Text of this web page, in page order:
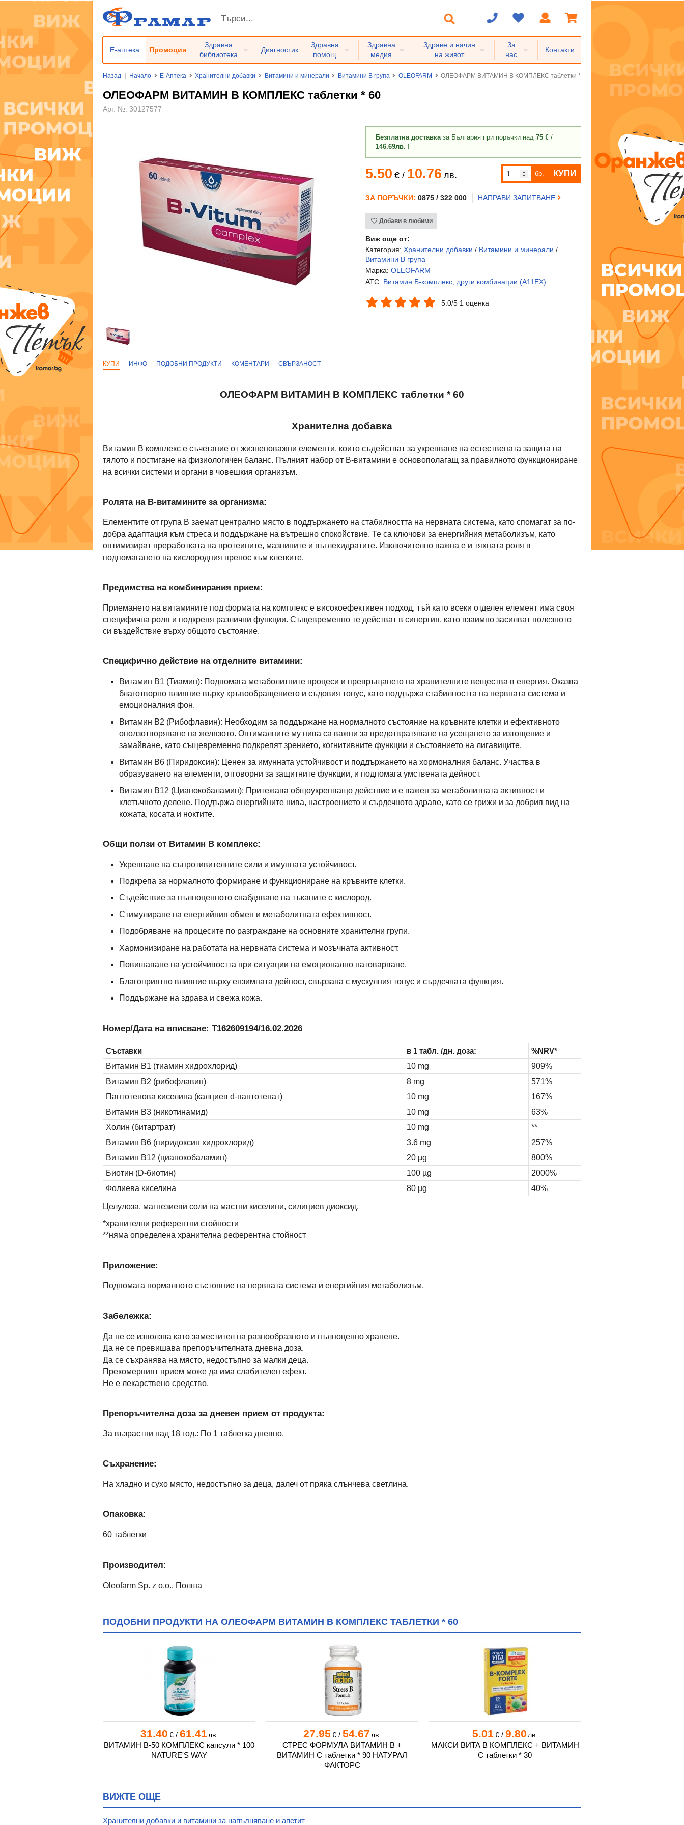
Е-аптека Промоции
Здравна
библиотека
Диагностик
Здравна
помощ
Здравна
медия
Здраве и начин
на живот
За
нас
Контакти
Назад | Начало Е-Аптека Хранителни добавки Витамини и минерали Витамини В група OLEOFARM ОЛЕОФАРМ ВИТАМИН B КОМПЛЕКС таблетки * 60
ОЛЕОФАРМ ВИТАМИН B КОМПЛЕКС таблетки * 60
Арт. №: 30127577
Безплатна доставказа България при поръчки над 75 € /
146.69лв. !
5.50 €/ 10.76 лв. бр. КУПИ
ЗА ПОРЪЧКИ: 0875 / 322 000 НАПРАВИ ЗАПИТВАНЕ
Добави в любими
Виж още от:
Категория:Хранителни добавки / Витамини и минерали /
Витамини В група
Марка:OLEOFARM
ATC: Витамин Б-комплекс, други комбинации (A11EX)
5.0/5 1 оценка
КУПИ ИНФО ПОДОБНИ ПРОДУКТИ КОМЕНТАРИ СВЪРЗАНОСТ
ОЛЕОФАРМ ВИТАМИН B КОМПЛЕКС таблетки * 60
Хранителна добавка
Витамин В комплекс е съчетание от жизненоважни елементи, които съдействат за укрепване на естествената защита на
тялото и постигане на физиологичен баланс. Пълният набор от B-витамини е основополагащ за правилното функциониране
на всички системи и органи в човешкия организъм.
Ролята на В-витамините за организма:
Елементите от група B заемат централно място в поддържането на стабилността на нервната система, като спомагат за по-
добра адаптация към стреса и поддържане на вътрешно спокойствие. Те са ключови за енергийния метаболизъм, като
оптимизират преработката на протеините, мазнините и въглехидратите. Изключително важна е и тяхната роля в
подпомагането на кислородния пренос към клетките.
Предимства на комбинирания прием:
Приемането на витамините под формата на комплекс е високоефективен подход, тъй като всеки отделен елемент има своя
специфична роля и подкрепя различни функции. Същевременно те действат в синергия, като взаимно засилват полезното
си въздействие върху общото състояние.
Специфично действие на отделните витамини:
Витамин B1 (Тиамин): Подпомага метаболитните процеси и превръщането на хранителните вещества в енергия. Оказва
благотворно влияние върху кръвообращението и съдовия тонус, като поддържа стабилността на нервната система и
емоционалния фон.
Витамин B2 (Рибофлавин): Необходим за поддържане на нормалното състояние на кръвните клетки и ефективното
оползотворяване на желязото. Оптималните му нива са важни за предотвратяване на усещането за изтощение и
замайване, като същевременно подкрепят зрението, когнитивните функции и състоянието на лигавиците.
Витамин B6 (Пиридоксин): Ценен за имунната устойчивост и поддържането на хормоналния баланс. Участва в
образуването на елементи, отговорни за защитните функции, и подпомага умствената дейност.
Витамин B12 (Цианокобаламин): Притежава общоукрепващо действие и е важен за метаболитната активност и
клетъчното делене. Поддържа енергийните нива, настроението и сърдечното здраве, като се грижи и за добрия вид на
кожата, косата и ноктите.
Общи ползи от Витамин В комплекс:
Укрепване на съпротивителните сили и имунната устойчивост.
Подкрепа за нормалното формиране и функциониране на кръвните клетки.
Съдействие за пълноценното снабдяване на тъканите с кислород.
Стимулиране на енергийния обмен и метаболитната ефективност.
Подобряване на процесите по разграждане на основните хранителни групи.
Хармонизиране на работата на нервната система и мозъчната активност.
Повишаване на устойчивостта при ситуации на емоционално натоварване.
Благоприятно влияние върху ензимната дейност, свързана с мускулния тонус и сърдечната функция.
Поддържане на здрава и свежа кожа.
Номер/Дата на вписване: Т162609194/16.02.2026
Съставки в 1 табл. /дн. доза:
%NRV*
Витамин B1 (тиамин хидрохлорид)
10 mg
909%
Витамин B2 (рибофлавин)
8 mg
571%
Пантотенова киселина (калциев d-пантотенат)
10 mg
167%
Витамин B3 (никотинамид)
10 mg
63%
Холин (битартрат)
10 mg
**
Витамин B6 (пиридоксин хидрохлорид)
3.6 mg
257%
Витамин B12 (цианокобаламин)
20 µg
800%
Биотин (D-биотин)
100 µg
2000%
Фолиева киселина
80 µg 40%
Целулоза, магнезиеви соли на мастни киселини, силициев диоксид.
*хранителни референтни стойности
**няма определена хранителна референтна стойност
Приложение:
Подпомага нормалното състояние на нервната система и енергийния метаболизъм.
Забележка:
Да не се използва като заместител на разнообразното и пълноценно хранене.
Да не се превишава препоръчителната дневна доза.
Да се съхранява на място, недостъпно за малки деца.
Прекомерният прием може да има слабителен ефект.
Не е лекарствено средство.
Препоръчителна доза за дневен прием от продукта:
За възрастни над 18 год.: По 1 таблетка дневно.
Съхранение:
На хладно и сухо място, недостъпно за деца, далеч от пряка слънчева светлина.
Опаковка:
60 таблетки
Производител:
Oleofarm Sp. z o.o., Полша
ПОДОБНИ ПРОДУКТИ НА ОЛЕОФАРМ ВИТАМИН B КОМПЛЕКС ТАБЛЕТКИ * 60
31.40 €/ 61.41 лв.
ВИТАМИН B-50 КОМПЛЕКС капсули * 100
NATURE'S WAY
27.95 €/ 54.67 лв.
СТРЕС ФОРМУЛА ВИТАМИН B +
ВИТАМИН C таблетки * 90 НАТУРАЛ
ФАКТОРС
5.01 €/ 9.80 лв.
МАКСИ ВИТА B КОМПЛЕКС + ВИТАМИН
С таблетки * 30
ВИЖТЕ ОЩЕ
Хранителни добавки и витамини за напълняване и апетит